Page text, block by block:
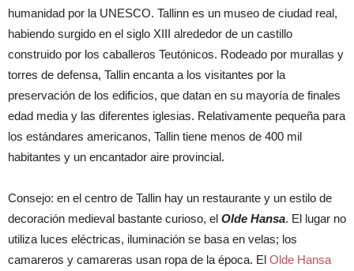
humanidad por la UNESCO. Tallinn es un museo de ciudad real,
habiendo surgido en el siglo XIII alrededor de un castillo
construido por los caballeros Teutónicos. Rodeado por murallas y
torres de defensa, Tallin encanta a los visitantes por la
preservación de los edificios, que datan en su mayoría de finales
edad media y las diferentes iglesias. Relativamente pequeña para
los estándares americanos, Tallin tiene menos de 400 mil
habitantes y un encantador aire provincial.
Consejo: en el centro de Tallin hay un restaurante y un estilo de
decoración medieval bastante curioso, el Olde Hansa. El lugar no
utiliza luces eléctricas, iluminación se basa en velas; los
camareros y camareras usan ropa de la época. El Olde Hansa